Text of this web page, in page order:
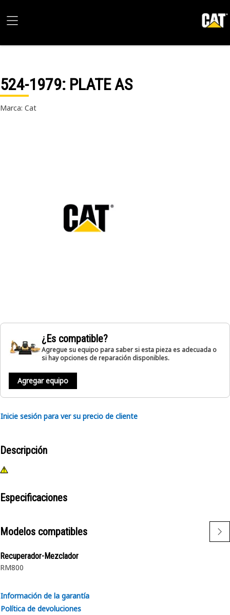
524-1979: PLATE AS
Marca: Cat
¿Es compatible?
Agregue su equipo para saber si esta pieza es adecuada o
si hay opciones de reparación disponibles.
Agregar equipo
Inicie sesión para ver su precio de cliente
Descripción
Especificaciones
Modelos compatibles
Recuperador-Mezclador
RM800
Información de la garantía
Política de devoluciones